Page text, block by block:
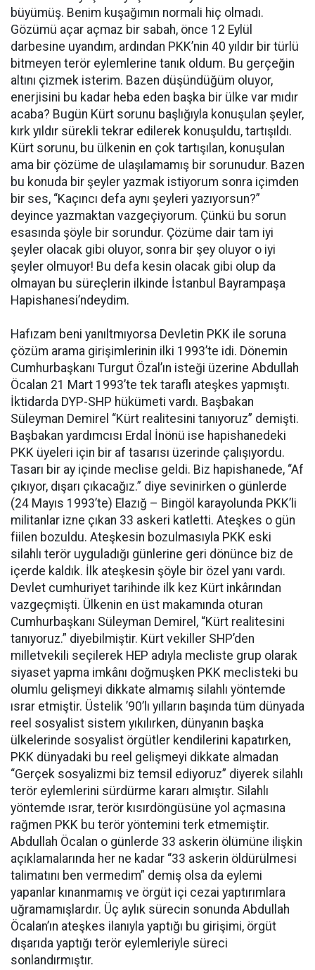
büyümüş. Benim kuşağımın normali hiç olmadı.
Gözümü açar açmaz bir sabah, önce 12 Eylül
darbesine uyandım, ardından PKK’nin 40 yıldır bir türlü
bitmeyen terör eylemlerine tanık oldum. Bu gerçeğin
altını çizmek isterim. Bazen düşündüğüm oluyor,
enerjisini bu kadar heba eden başka bir ülke var mıdır
acaba? Bugün Kürt sorunu başlığıyla konuşulan şeyler,
kırk yıldır sürekli tekrar edilerek konuşuldu, tartışıldı.
Kürt sorunu, bu ülkenin en çok tartışılan, konuşulan
ama bir çözüme de ulaşılamamış bir sorunudur. Bazen
bu konuda bir şeyler yazmak istiyorum sonra içimden
bir ses, “Kaçıncı defa aynı şeyleri yazıyorsun?”
deyince yazmaktan vazgeçiyorum. Çünkü bu sorun
esasında şöyle bir sorundur. Çözüme dair tam iyi
şeyler olacak gibi oluyor, sonra bir şey oluyor o iyi
şeyler olmuyor! Bu defa kesin olacak gibi olup da
olmayan bu süreçlerin ilkinde İstanbul Bayrampaşa
Hapishanesi’ndeydim.
Hafızam beni yanıltmıyorsa Devletin PKK ile soruna
çözüm arama girişimlerinin ilki 1993’te idi. Dönemin
Cumhurbaşkanı Turgut Özal’ın isteği üzerine Abdullah
Öcalan 21 Mart 1993’te tek taraflı ateşkes yapmıştı.
İktidarda DYP-SHP hükümeti vardı. Başbakan
Süleyman Demirel “Kürt realitesini tanıyoruz” demişti.
Başbakan yardımcısı Erdal İnönü ise hapishanedeki
PKK üyeleri için bir af tasarısı üzerinde çalışıyordu.
Tasarı bir ay içinde meclise geldi. Biz hapishanede, “Af
çıkıyor, dışarı çıkacağız.” diye sevinirken o günlerde
(24 Mayıs 1993’te) Elazığ – Bingöl karayolunda PKK’li
militanlar izne çıkan 33 askeri katletti. Ateşkes o gün
fiilen bozuldu. Ateşkesin bozulmasıyla PKK eski
silahlı terör uyguladığı günlerine geri dönünce biz de
içerde kaldık. İlk ateşkesin şöyle bir özel yanı vardı.
Devlet cumhuriyet tarihinde ilk kez Kürt inkârından
vazgeçmişti. Ülkenin en üst makamında oturan
Cumhurbaşkanı Süleyman Demirel, “Kürt realitesini
tanıyoruz.” diyebilmiştir. Kürt vekiller SHP’den
milletvekili seçilerek HEP adıyla mecliste grup olarak
siyaset yapma imkânı doğmuşken PKK meclisteki bu
olumlu gelişmeyi dikkate almamış silahlı yöntemde
ısrar etmiştir. Üstelik ’90’lı yılların başında tüm dünyada
reel sosyalist sistem yıkılırken, dünyanın başka
ülkelerinde sosyalist örgütler kendilerini kapatırken,
PKK dünyadaki bu reel gelişmeyi dikkate almadan
“Gerçek sosyalizmi biz temsil ediyoruz” diyerek silahlı
terör eylemlerini sürdürme kararı almıştır. Silahlı
yöntemde ısrar, terör kısırdöngüsüne yol açmasına
rağmen PKK bu terör yöntemini terk etmemiştir.
Abdullah Öcalan o günlerde 33 askerin ölümüne ilişkin
açıklamalarında her ne kadar “33 askerin öldürülmesi
talimatını ben vermedim” demiş olsa da eylemi
yapanlar kınanmamış ve örgüt içi cezai yaptırımlara
uğramamışlardır. Üç aylık sürecin sonunda Abdullah
Öcalan’ın ateşkes ilanıyla yaptığı bu girişimi, örgüt
dışarıda yaptığı terör eylemleriyle süreci
sonlandırmıştır.